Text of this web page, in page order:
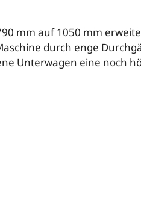
mm auf 1050 mm
durch enge
Unterwagen eine noch